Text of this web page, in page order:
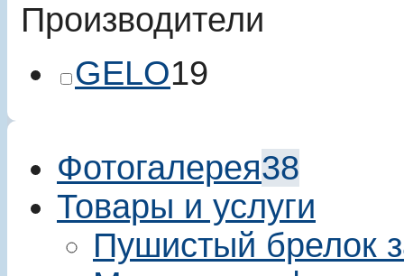
Производители
GELO19
Фотогалерея38
Товары и услуги
Пушистый брелок